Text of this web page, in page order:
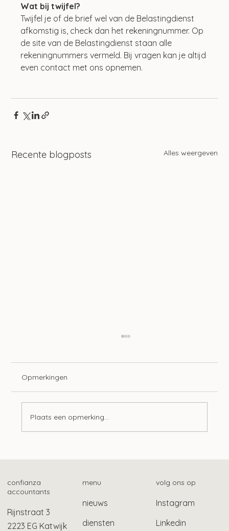
Wat bij twijfel?
Twijfel je of de brief wel van de Belastingdienst
afkomstig is, check dan het rekeningnummer. Op
de site van de Belastingdienst staan alle
rekeningnummers vermeld. Bij vragen kan je altijd
even contact met ons opnemen.
Recente blogposts Alles weergeven
Opmerkingen
Plaats een opmerking...
confianza
accountants
Rijnstraat 3
2223 EG Katwijk
menu
nieuws
diensten
volg ons op
Instagram
Linkedin